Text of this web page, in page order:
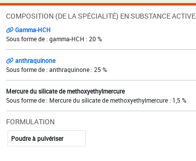
COMPOSITION (DE LA SPÉCIALITÉ) EN SUBSTANCE ACTIVE
Gamma-HCH
Sous forme de : gamma-HCH : 20 %
anthraquinone
Sous forme de : anthraquinone : 25 %
Mercure du silicate de methoxyethylmercure
Sous forme de : Mercure du silicate de methoxyethylmercure : 1,5 %
FORMULATION
Poudre à pulvériser